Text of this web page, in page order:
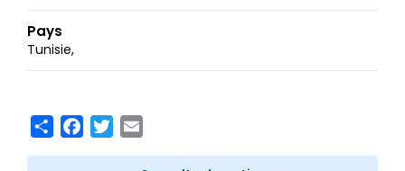
Pays
Tunisie
ShareFacebook
Twitter